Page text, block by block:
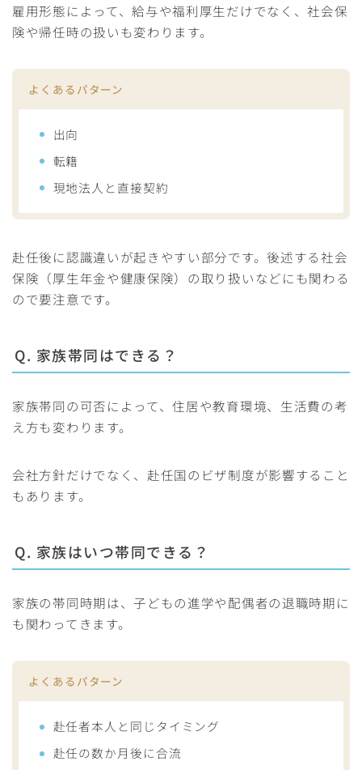
雇用形態によって、給与や福利厚生だけでなく、社会保
険や帰任時の扱いも変わります。
よくあるパターン
出向
転籍
現地法人と直接契約
赴任後に認識違いが起きやすい部分です。後述する社会
保険（厚生年金や健康保険）の取り扱いなどにも関わる
ので要注意です。
Q. 家族帯同はできる？
家族帯同の可否によって、住居や教育環境、生活費の考
え方も変わります。
会社方針だけでなく、赴任国のビザ制度が影響すること
もあります。
Q. 家族はいつ帯同できる？
家族の帯同時期は、子どもの進学や配偶者の退職時期に
も関わってきます。
よくあるパターン
赴任者本人と同じタイミング
赴任の数か月後に合流